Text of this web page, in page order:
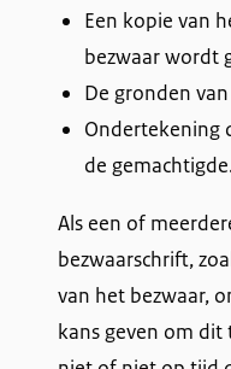
Een kopie van
bezwaar wordt
De gronden
Ondertekening
de
Als een of
bezwaarschrift,
van het bezwaar,
kans geven om